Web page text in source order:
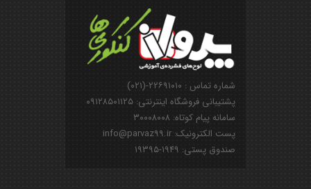
شماره تماس : ۲۲۶۹۱۰۱۰-(۰۲۱)
پشتیبانی فروشگاه اینترنتی: ۰۹۱۲۸۵۰۱۱۲۵
سامانه پیام کوتاه: ۳۰۰۰۸۰۰۸
پست الکترونیک: info@parvaz99.ir
صندوق پستی: ۱۹۴۹-۱۹۳۹۵